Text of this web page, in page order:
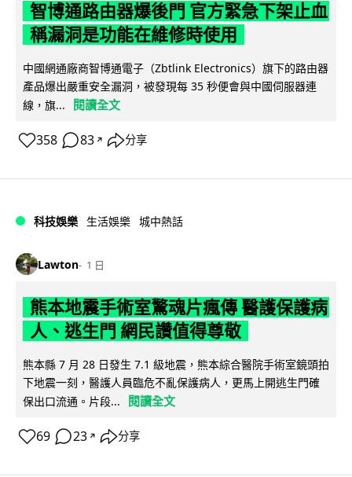
智博通路由器爆後門 官方緊急下架止血
稱漏洞是功能在維修時使用
中國網通廠商智博通電子（Zbtlink Electronics）旗下的路由器
產品爆出嚴重安全漏洞，被發現每 35 秒便會與中國伺服器連
線，旗...
閱讀全文
358 83 ↗ 分享
科技娛樂 生活娛樂 城中熱話
Lawton 1 日
熊本地震手術室驚魂片瘋傳 醫護保護病
人、逃生門 網民讚值得尊敬
熊本縣 7 月 28 日發生 7.1 級地震，熊本綜合醫院手術室鏡頭拍
下地震一刻，醫護人員臨危不亂保護病人，更馬上開逃生門確
保出口流通。片段...
閱讀全文
69 23 ↗ 分享